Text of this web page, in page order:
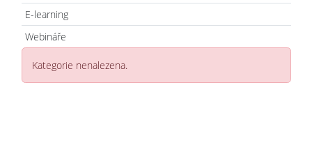
E-learning
Webináře
Kategorie nenalezena.